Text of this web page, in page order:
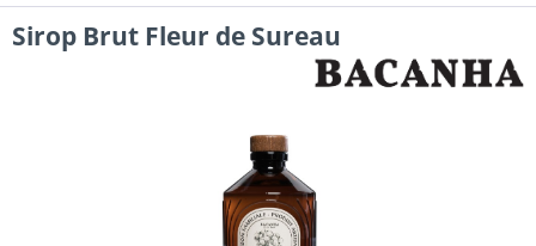
Sirop Brut Fleur de Sureau